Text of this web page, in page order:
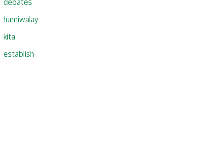
humiwalay
kita
establish